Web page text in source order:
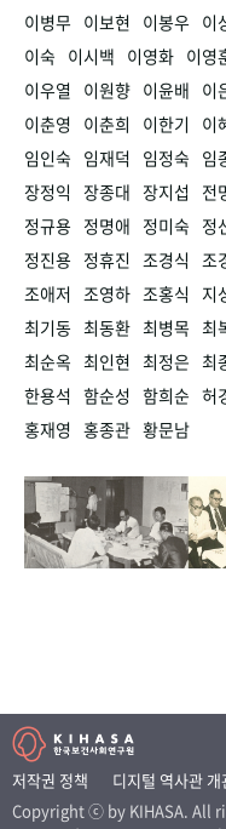
이병무 이보현 이봉우 이
이숙 이시백 이영화 이영
이우열
이원향 이윤배 이
이춘영
이춘희 이한기 이
임인숙 임재덕 임정숙 임
장정익 장종대 장지섭 전
정규용 정명애 정미숙 정
정진용 정휴진 조경식 조
조애저 조영하 조홍식 지
최기동 최동환 최병목 최
최순옥 최인현 최정은 최
한용석 함순성 함희순 허
홍재영 홍종관 황문남
저작권 정책 디지털 역사관 개
Copyright ⓒ by KIHASA. All